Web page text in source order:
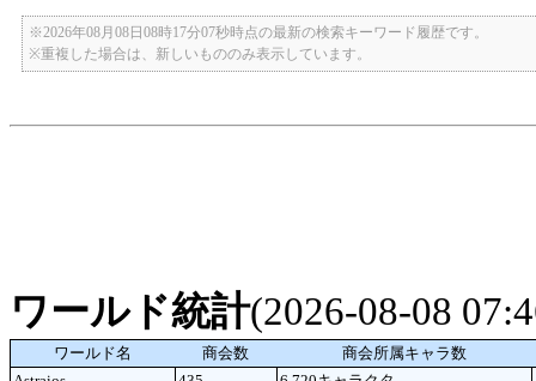
※2026年08月08日08時17分07秒時点の最新の検索キーワード履歴です。
※重複した場合は、新しいもののみ表示しています。
ワールド統計(2026-08-08
ワールド名 商会数
商会所属キャラ数